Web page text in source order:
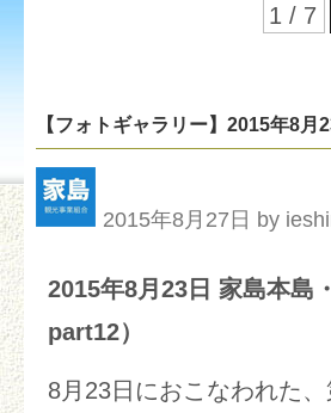
1 / 7
【フォトギャラリー】2015年8
2015年8月27日 by
2015年8月23日 家島本島
part12）
8月23日におこなわれた